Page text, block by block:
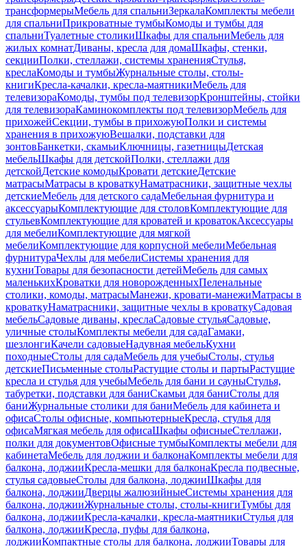
трансформерыМебель для спальниЗеркалаКомплекты мебели
для спальниПрикроватные тумбыКомоды и тумбы для
спальниТуалетные столикиШкафы для спальниМебель для
жилых комнатДиваны, кресла для домаШкафы, стенки,
секцииПолки, стеллажи, системы храненияСтулья,
креслаКомоды и тумбыЖурнальные столы, столы-
книгиКресла-качалки, кресла-маятникиМебель для
телевизораКомоды, тумбы под телевизорКронштейны, стойки
для телевизораКаминокомплекты под телевизорМебель для
прихожейСекции, тумбы в прихожуюПолки и системы
хранения в прихожуюВешалки, подставки для
зонтовБанкетки, скамьиКлючницы, газетницыДетская
мебельШкафы для детскойПолки, стеллажи для
детскойДетские комодыКровати детскиеДетские
матрасыМатрасы в кроваткуНаматрасники, защитные чехлы
детскиеМебель для детского садаМебельная фурнитура и
аксессуарыКомплектующие для столовКомплектующие для
стульевКомплектующие для кроватей и кроватокАксессуары
для мебелиКомплектующие для мягкой
мебелиКомплектующие для корпусной мебелиМебельная
фурнитураЧехлы для мебелиСистемы хранения для
кухниТовары для безопасности детейМебель для самых
маленькихКроватки для новорожденныхПеленальные
столики, комоды, матрасыМанежи, кровати-манежиМатрасы в
кроваткуНаматрасники, защитные чехлы в кроваткуСадовая
мебельСадовые диваны, креслаСадовые стульяСадовые,
уличные столыКомплекты мебели для садаГамаки,
шезлонгиКачели садовыеНадувная мебельКухни
походныеСтолы для садаМебель для учебыСтолы, стулья
детскиеПисьменные столыРастущие столы и партыРастущие
кресла и стулья для учебыМебель для бани и сауныСтулья,
табуретки, подставки для баниСкамьи для баниСтолы для
баниЖурнальные столики для баниМебель для кабинета и
офисаСтолы офисные, компьютерныеКресла, стулья для
офисаМягкая мебель для офисаШкафы офисныеСтеллажи,
полки для документовОфисные тумбыКомплекты мебели для
кабинетаМебель для лоджии и балконаКомплекты мебели для
балкона, лоджииКресла-мешки для балконаКресла подвесные,
стулья садовыеСтолы для балкона, лоджииШкафы для
балкона, лоджииДверцы жалюзийныеСистемы хранения для
балкона, лоджииЖурнальные столы, столы-книгиТумбы для
балкона, лоджииКресла-качалки, кресла-маятникиСтулья для
балкона, лоджииКресла, пуфы для балкона,
лоджииКомпактные столы для балкона, лоджииТовары для